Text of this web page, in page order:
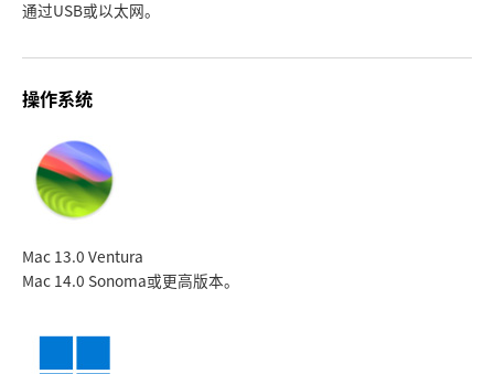
通过USB或以太网。
操作系统
Mac 13.0 Ventura
Mac 14.0 Sonoma或更高版本。